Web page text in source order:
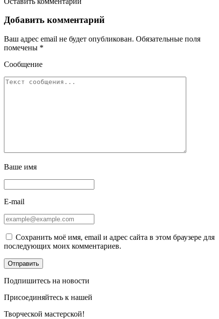
Добавить комментарий
Ваш адрес email не будет опубликован. Обязательные поля
помечены *
Сообщение
Ваше имя
E-mail
Сохранить моё имя, email и адрес сайта в этом браузере для
последующих моих комментариев.
Подпишитесь на новости
Присоединяйтесь к нашей
Творческой мастерской!